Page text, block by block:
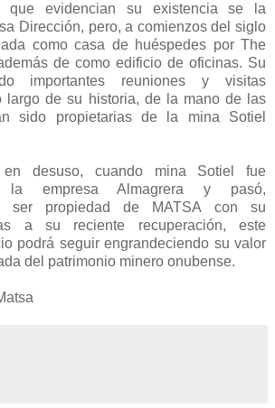
que evidencian su existencia se la
Dirección, pero, a comienzos del siglo
como casa de huéspedes por The
de como edificio de oficinas. Su
importantes reuniones y visitas
largo de su historia, de la mano de las
sido propietarias de la mina Sotiel
desuso, cuando mina Sotiel fue
la empresa Almagrera y pasó,
ser propiedad de MATSA con su
a su reciente recuperación, este
podrá seguir engrandeciendo su valor
del patrimonio minero onubense.